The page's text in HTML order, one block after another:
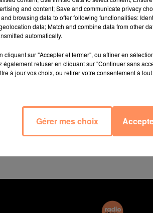
retire son masque le temps de
parisien. Au même moment, un
Le jeune homme, surpris, lâche :
les deux personnes sont
est bien respecté. Ils rattrapent
du port du masque.
Le port obligatoire du masque
SNCF précise qu’il est demandé
parisien sont soumis à la même
les stations.
Paris assurait même fin août :
and content; Save and communicate privacy
browsing data to offer following functionalities:
data; Match and combine data from other
automatically.
cliquant sur "Accepter et fermer", ou affiner en
également refuser en cliquant sur "Continuer sans
à jour vos choix, ou retirer votre consentement à
Gérer mes choix